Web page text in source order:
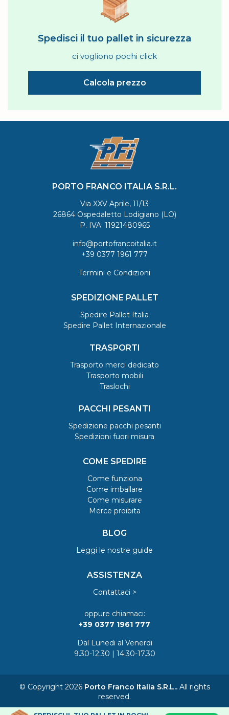
Spedisci il tuo pallet in sicurezza
ci vogliono pochi click
Calcola prezzo
PORTO FRANCO ITALIA S.R.L.
Via XXV Aprile, 11/13
26864 Ospedaletto Lodigiano (LO)
P. IVA: 11921480965
info@portofrancoitalia.it
+39 0377 1961 777
Termini e Condizioni
SPEDIZIONE PALLET
Spedire Pallet Italia
Spedire Pallet Internazionale
TRASPORTI
Trasporto merci dedicato
Trasporto mobili
Traslochi
PACCHI PESANTI
Spedizione pacchi pesanti
Spedizioni fuori misura
COME SPEDIRE
Come funziona
Come imballare
Come misurare
Merce proibita
BLOG
Leggi le nostre guide
ASSISTENZA
Contattaci >
oppure chiamaci:
+39 0377 1961 777
Dal Lunedi al Venerdi
9.30-12:30 | 14:30-17.30
© Copyright 2026 Porto Franco Italia S.R.L..All rights
reserved.